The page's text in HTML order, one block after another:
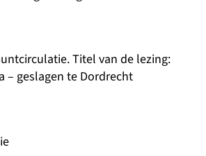
Titel van de lezing:
– geslagen te Dordrecht